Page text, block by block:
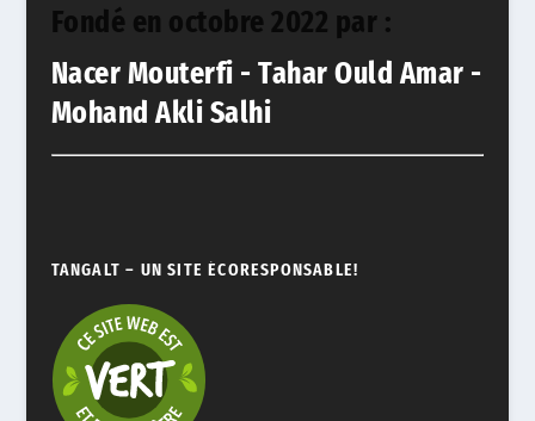
Fondé en octobre 2022 par :
Nacer Mouterfi - Tahar Ould Amar -
Mohand Akli Salhi
TANGALT – UN SITE ÉCORESPONSABLE!